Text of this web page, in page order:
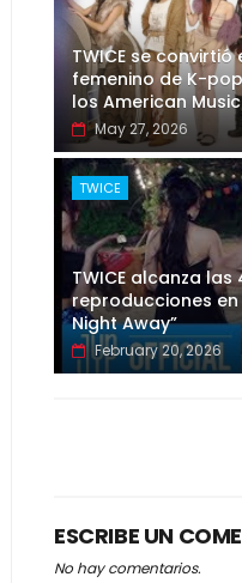
TWICE se
femenino de K-
los American
May 27, 2026
TWICE
TWICE alcanza
reproducciones en
Night Away”
February 20, 2026
ESCRIBE UN
No hay comentarios.